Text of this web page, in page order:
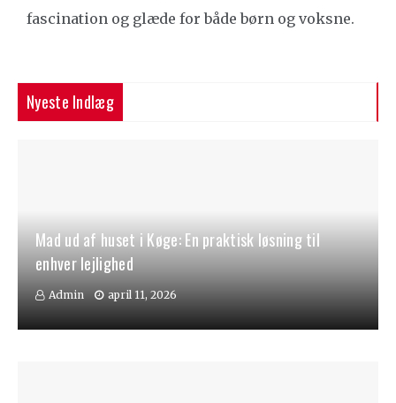
fascination og glæde for både børn og voksne.
Nyeste Indlæg
Mad ud af huset i Køge: En praktisk løsning til
enhver lejlighed
Admin april 11, 2026